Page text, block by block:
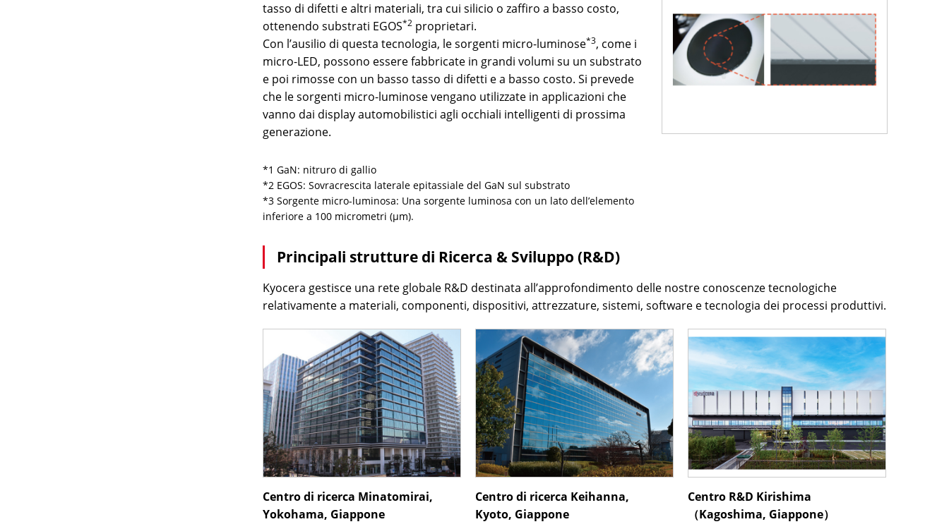
tasso di difetti e altri materiali, tra cui silicio o zaffiro a basso costo,
ottenendo substrati EGOS*2 proprietari.
Con l’ausilio di questa tecnologia, le sorgenti micro-luminose*3, come i
micro-LED, possono essere fabbricate in grandi volumi su un substrato
e poi rimosse con un basso tasso di difetti e a basso costo. Si prevede
che le sorgenti micro-luminose vengano utilizzate in applicazioni che
vanno dai display automobilistici agli occhiali intelligenti di prossima
generazione.
*1 GaN: nitruro di gallio
*2 EGOS: Sovracrescita laterale epitassiale del GaN sul substrato
*3 Sorgente micro-luminosa: Una sorgente luminosa con un lato dell’elemento
inferiore a 100 micrometri (μm).
Principali strutture di Ricerca & Sviluppo (R&D)
Kyocera gestisce una rete globale R&D destinata all’approfondimento delle nostre conoscenze tecnologiche
relativamente a materiali, componenti, dispositivi, attrezzature, sistemi, software e tecnologia dei processi produttivi.
Centro di ricerca Minatomirai,
Yokohama, Giappone
Centro di ricerca Keihanna,
Kyoto, Giappone
Centro R&D Kirishima
（Kagoshima, Giappone）